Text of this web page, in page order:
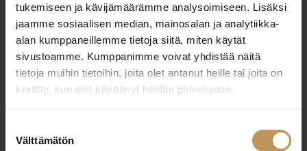
tukemiseen ja kävijämäärämme analysoimiseen. Lisäksi
jaamme sosiaalisen median, mainosalan ja analytiikka-
alan kumppaneillemme tietoja siitä, miten käytät
sivustoamme. Kumppanimme voivat yhdistää näitä
tietoja muihin tietoihin, joita olet antanut heille tai joita on
kerätty, kun olet käyttänyt heidän palvelujaan.
valinta
Välttämätön
"*" näyttää pakolliset kentät